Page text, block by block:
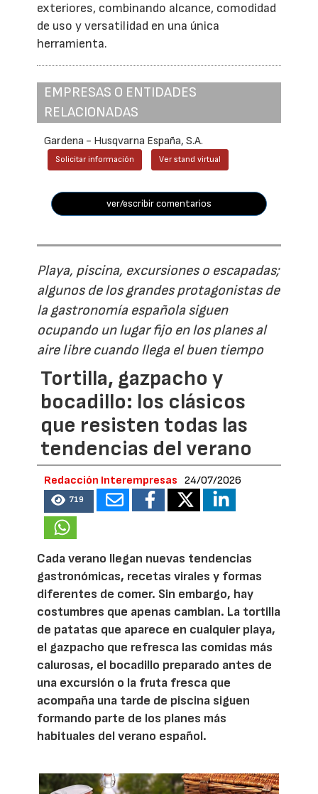
exteriores, combinando alcance, comodidad
de uso y versatilidad en una única
herramienta.
EMPRESAS O ENTIDADES
RELACIONADAS
Gardena - Husqvarna España, S.A.
Solicitar información Ver stand virtual
ver/escribir comentarios
Playa, piscina, excursiones o escapadas;
algunos de los grandes protagonistas de
la gastronomía española siguen
ocupando un lugar fijo en los planes al
aire libre cuando llega el buen tiempo
Tortilla, gazpacho y
bocadillo: los clásicos
que resisten todas las
tendencias del verano
Redacción Interempresas 24/07/2026
719
Cada verano llegan nuevas tendencias
gastronómicas, recetas virales y formas
diferentes de comer. Sin embargo, hay
costumbres que apenas cambian. La tortilla
de patatas que aparece en cualquier playa,
el gazpacho que refresca las comidas más
calurosas, el bocadillo preparado antes de
una excursión o la fruta fresca que
acompaña una tarde de piscina siguen
formando parte de los planes más
habituales del verano español.